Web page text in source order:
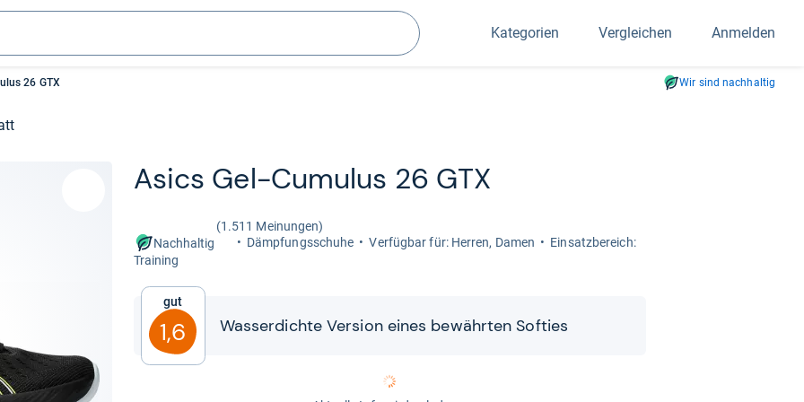
Suchen
Kategorien Vergleichen Anmelden
26 GTX Wir sind nachhaltig
Asics Gel-​Cumu­lus 26 GTX
(1.511 Meinungen)
Nachhaltig
Dämp­fungs­schuhe Ver­füg­bar für: Her­ren, Damen
Ein­satz­be­reich:
Trai­ning
Gut
1,6 Was­ser­dichte Ver­sion eines bewähr­ten Sof­ties